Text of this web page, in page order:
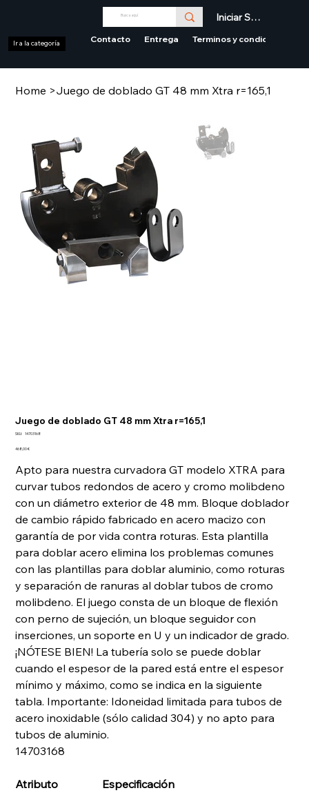
Iniciar Sesión
Contacto Entrega Terminos y condiciones
Ir a la categoría
Home >Juego de doblado GT 48 mm Xtra r=165,1
Juego de doblado GT 48 mm Xtra r=165,1
SKU:
SKU
14703168
Precio
468,00 €
Apto para nuestra curvadora GT modelo XTRA para
curvar tubos redondos de acero y cromo molibdeno
con un diámetro exterior de 48 mm. Bloque doblador
de cambio rápido fabricado en acero macizo con
garantía de por vida contra roturas. Esta plantilla
para doblar acero elimina los problemas comunes
con las plantillas para doblar aluminio, como roturas
y separación de ranuras al doblar tubos de cromo
molibdeno. El juego consta de un bloque de flexión
con perno de sujeción, un bloque seguidor con
inserciones, un soporte en U y un indicador de grado.
¡NÓTESE BIEN! La tubería solo se puede doblar
cuando el espesor de la pared está entre el espesor
mínimo y máximo, como se indica en la siguiente
tabla. Importante: Idoneidad limitada para tubos de
acero inoxidable (sólo calidad 304) y no apto para
tubos de aluminio.
14703168
Atributo Especificación